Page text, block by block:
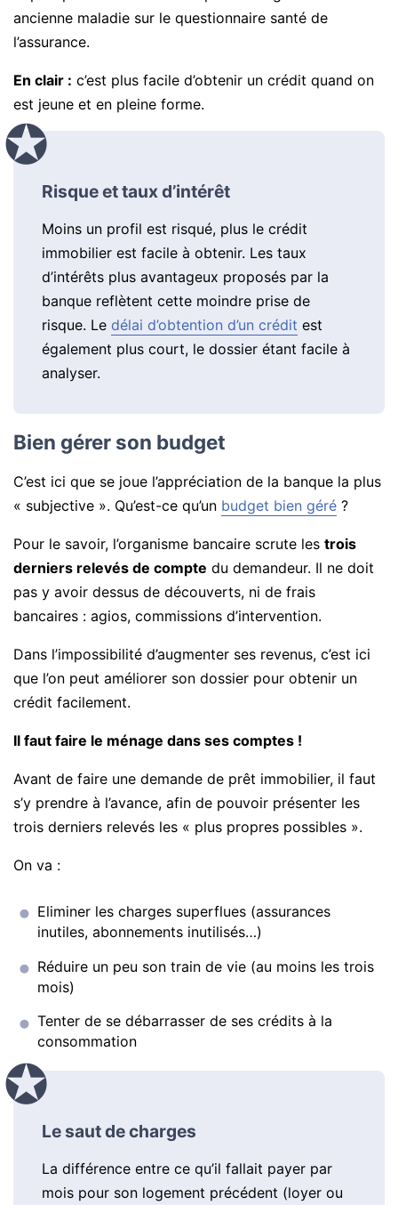
ancienne maladie sur le questionnaire santé de
l’assurance.
En clair : c’est plus facile d’obtenir un crédit quand on
est jeune et en pleine forme.
Risque et taux d’intérêt
Moins un profil est risqué, plus le crédit
immobilier est facile à obtenir. Les taux
d’intérêts plus avantageux proposés par la
banque reflètent cette moindre prise de
risque. Le délai d’obtention d’un crédit est
également plus court, le dossier étant facile à
analyser.
Bien gérer son budget
C’est ici que se joue l’appréciation de la banque la plus
« subjective ». Qu’est-ce qu’un budget bien géré ?
Pour le savoir, l’organisme bancaire scrute les trois
derniers relevés de compte du demandeur. Il ne doit
pas y avoir dessus de découverts, ni de frais
bancaires : agios, commissions d’intervention.
Dans l’impossibilité d’augmenter ses revenus, c’est ici
que l’on peut améliorer son dossier pour obtenir un
crédit facilement.
Il faut faire le ménage dans ses comptes !
Avant de faire une demande de prêt immobilier, il faut
s’y prendre à l’avance, afin de pouvoir présenter les
trois derniers relevés les « plus propres possibles ».
On va :
Eliminer les charges superflues (assurances
inutiles, abonnements inutilisés…)
Réduire un peu son train de vie (au moins les trois
mois)
Tenter de se débarrasser de ses crédits à la
consommation
Le saut de charges
La différence entre ce qu’il fallait payer par
mois pour son logement précédent (loyer ou